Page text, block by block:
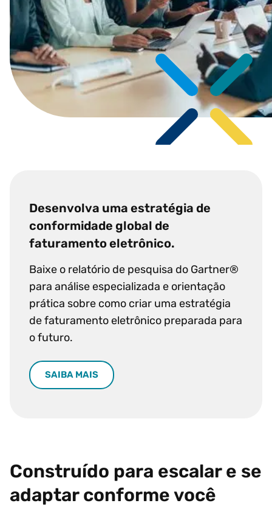
Desenvolva uma estratégia de
conformidade global de
faturamento eletrônico.
Baixe o relatório de pesquisa do Gartner®
para análise especializada e orientação
prática sobre como criar uma estratégia
de faturamento eletrônico preparada para
o futuro.
SAIBA MAIS
Construído para escalar e se
adaptar conforme você